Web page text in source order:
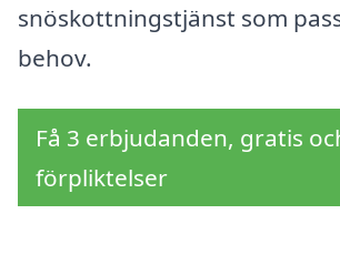
snöskottningstjänst som
behov.
Få 3 erbjudanden, gratis
förpliktelser